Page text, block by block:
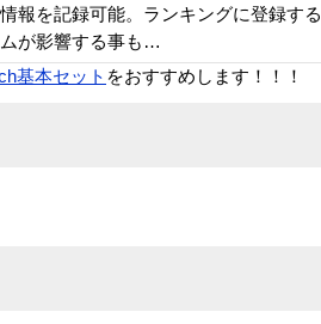
報を記録可能。ランキングに登録する
が影響する事も…
基本セット をおすすめします！！！